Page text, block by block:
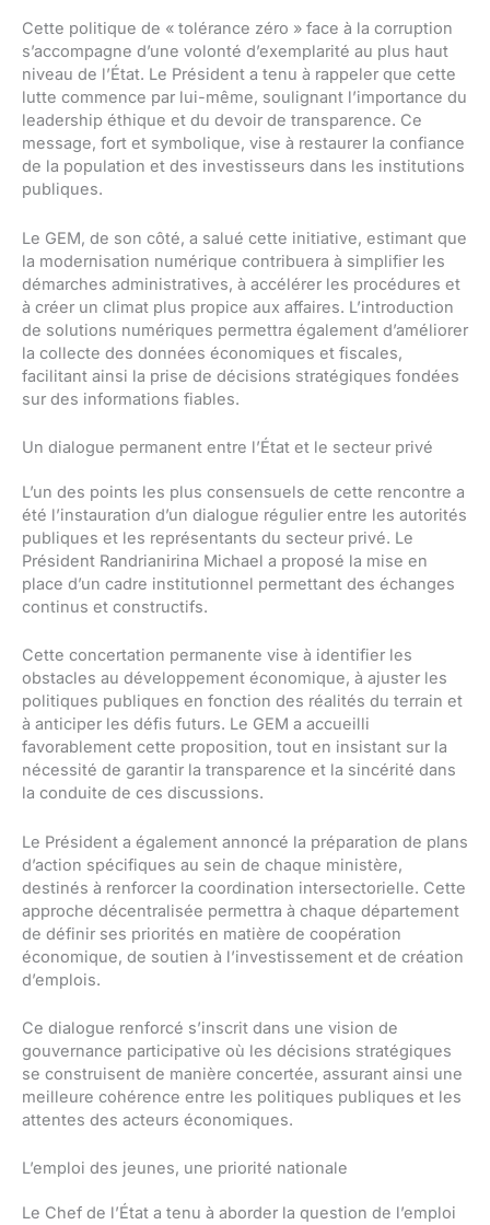
Cette politique de « tolérance zéro » face à la corruption
s’accompagne d’une volonté d’exemplarité au plus haut
niveau de l’État. Le Président a tenu à rappeler que cette
lutte commence par lui-même, soulignant l’importance du
leadership éthique et du devoir de transparence. Ce
message, fort et symbolique, vise à restaurer la confiance
de la population et des investisseurs dans les institutions
publiques.
Le GEM, de son côté, a salué cette initiative, estimant que
la modernisation numérique contribuera à simplifier les
démarches administratives, à accélérer les procédures et
à créer un climat plus propice aux affaires. L’introduction
de solutions numériques permettra également d’améliorer
la collecte des données économiques et fiscales,
facilitant ainsi la prise de décisions stratégiques fondées
sur des informations fiables.
Un dialogue permanent entre l’État et le secteur privé
L’un des points les plus consensuels de cette rencontre a
été l’instauration d’un dialogue régulier entre les autorités
publiques et les représentants du secteur privé. Le
Président Randrianirina Michael a proposé la mise en
place d’un cadre institutionnel permettant des échanges
continus et constructifs.
Cette concertation permanente vise à identifier les
obstacles au développement économique, à ajuster les
politiques publiques en fonction des réalités du terrain et
à anticiper les défis futurs. Le GEM a accueilli
favorablement cette proposition, tout en insistant sur la
nécessité de garantir la transparence et la sincérité dans
la conduite de ces discussions.
Le Président a également annoncé la préparation de plans
d’action spécifiques au sein de chaque ministère,
destinés à renforcer la coordination intersectorielle. Cette
approche décentralisée permettra à chaque département
de définir ses priorités en matière de coopération
économique, de soutien à l’investissement et de création
d’emplois.
Ce dialogue renforcé s’inscrit dans une vision de
gouvernance participative où les décisions stratégiques
se construisent de manière concertée, assurant ainsi une
meilleure cohérence entre les politiques publiques et les
attentes des acteurs économiques.
L’emploi des jeunes, une priorité nationale
Le Chef de l’État a tenu à aborder la question de l’emploi